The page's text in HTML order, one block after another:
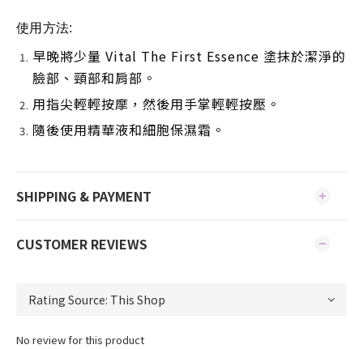
使用方法:
早晚將少量 Vital The First Essence 塗抹於潔淨的
臉部、頸部和肩部。
用指尖輕輕按摩，然後用手掌輕輕按壓。
隨後使用精華液和細胞保濕霜。
SHIPPING & PAYMENT
CUSTOMER REVIEWS
No review for this product